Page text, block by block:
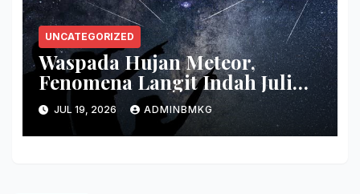
UNCATEGORIZED
Waspada Hujan Meteor,
Fenomena Langit Indah Juli
2026
JUL 19, 2026 ADMINBMKG